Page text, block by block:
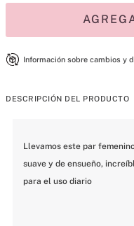
Información sobre cambios y
DESCRIPCIÓN DEL PRODUCTO
Llevamos este par
suave y de ensueño,
para el uso diario